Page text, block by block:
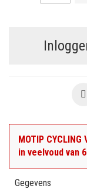
MOTIP
in veelvoud van 6
Gegevens